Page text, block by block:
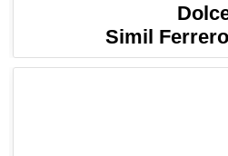
Simil